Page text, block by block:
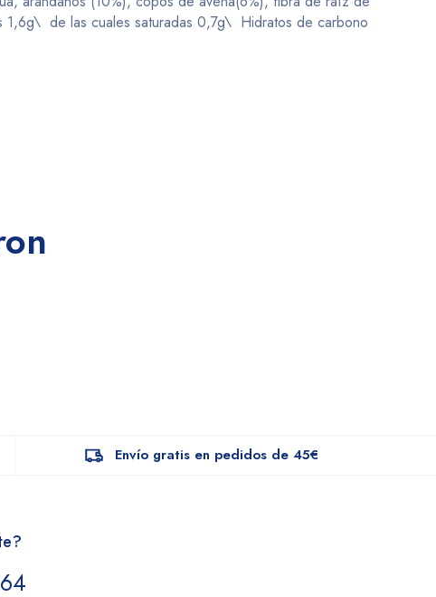
de las cuales saturadas 0,7g\ Hidratos de carbono
Envío gratis en pedidos de 45€